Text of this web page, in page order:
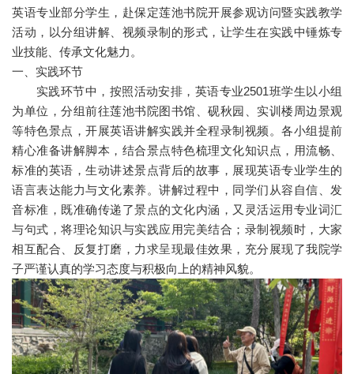
英语专业部分学生，赴保定莲池书院开展参观访问暨实践教学
活动，以分组讲解、视频录制的形式，让学生在实践中锤炼专
业技能、传承文化魅力。
一、实践环节
实践环节中，按照活动安排，英语专业2501班学生以小组
为单位，分组前往莲池书院图书馆、砚秋园、实训楼周边景观
等特色景点，开展英语讲解实践并全程录制视频。各小组提前
精心准备讲解脚本，结合景点特色梳理文化知识点，用流畅、
标准的英语，生动讲述景点背后的故事，展现英语专业学生的
语言表达能力与文化素养。讲解过程中，同学们从容自信、发
音标准，既准确传递了景点的文化内涵，又灵活运用专业词汇
与句式，将理论知识与实践应用完美结合；录制视频时，大家
相互配合、反复打磨，力求呈现最佳效果，充分展现了我院学
子严谨认真的学习态度与积极向上的精神风貌。